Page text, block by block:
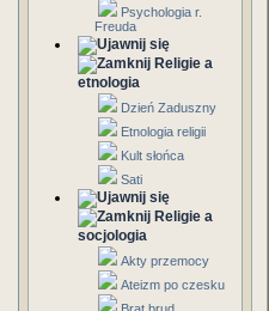
Psychologia r.
Freuda
Religie a
etnologia
Dzień Zaduszny
Etnologia religii
Kult słońca
Sati
Religie a
socjologia
Akty przemocy
Ateizm po czesku